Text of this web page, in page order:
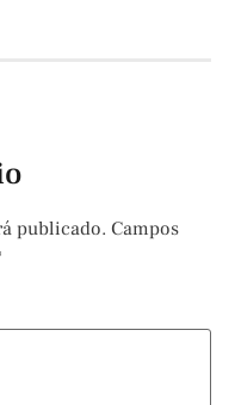
publicado. Campos